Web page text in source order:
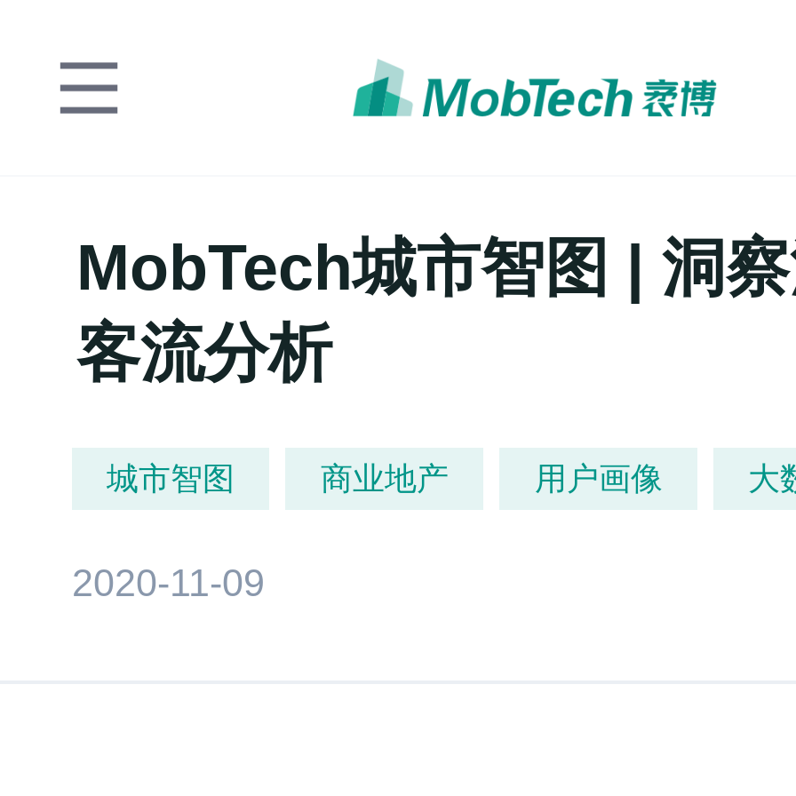
MobTech城市智图 | 洞
客流分析
城市智图 商业地产 用户画像 大
2020-11-09